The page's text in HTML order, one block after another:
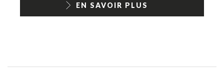
EN SAVOIR PLUS